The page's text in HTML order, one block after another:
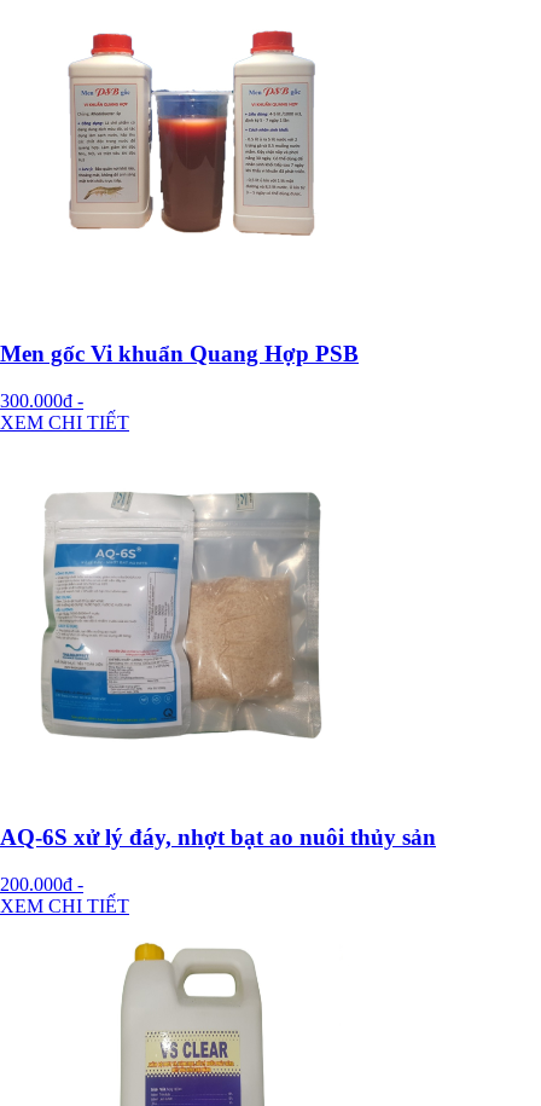
Men gốc Vi khuẩn Quang Hợp PSB
300.000đ -
XEM CHI TIẾT
AQ-6S xử lý đáy, nhợt bạt ao nuôi thủy sản
200.000đ -
XEM CHI TIẾT